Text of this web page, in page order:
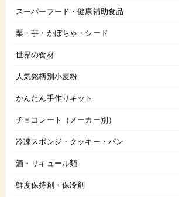
スーパーフード・健康補助食品
栗・芋・かぼちゃ・シード
世界の食材
人気銘柄別小麦粉
かんたん手作りキット
チョコレート（メーカー別）
冷凍スポンジ・クッキー・パン
酒・リキュール類
鮮度保持剤・保冷剤